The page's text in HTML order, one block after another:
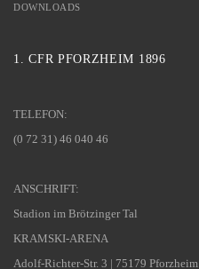
DOWNLOADS
1. CFR PFORZHEIM 1896
TELEFON:
(0 72 31) 46 040 46
ANSCHRIFT:
Stadion im Brötzinger Tal
KRAMSKI-ARENA
Adolf-Richter-Str. 3 | 75179 Pforzheim